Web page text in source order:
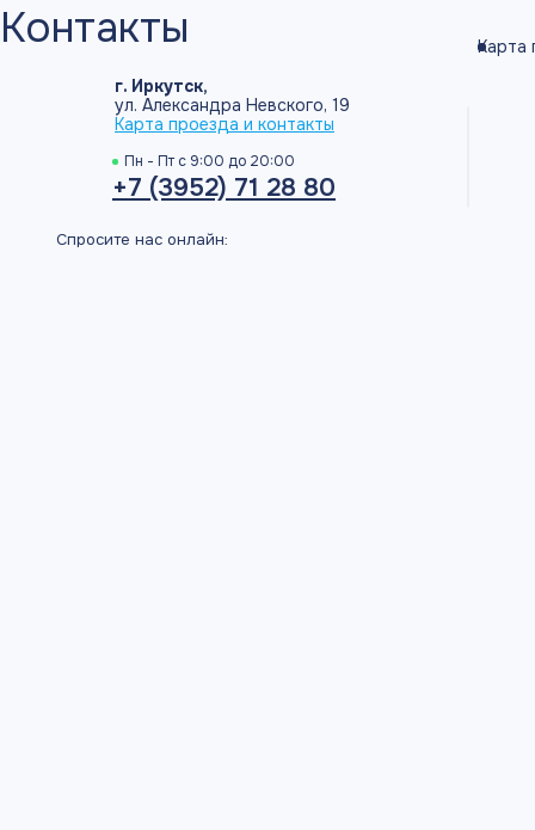
Спросите нас онлайн:
+7 (3952) 71 28 80
Пн - Пт с 9:00 до 20:00
г. Иркутск,
ул. Александра Невского, 19
Карта проезда и контакты
Карта
Контакты